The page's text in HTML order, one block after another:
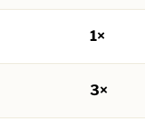
1×
3×